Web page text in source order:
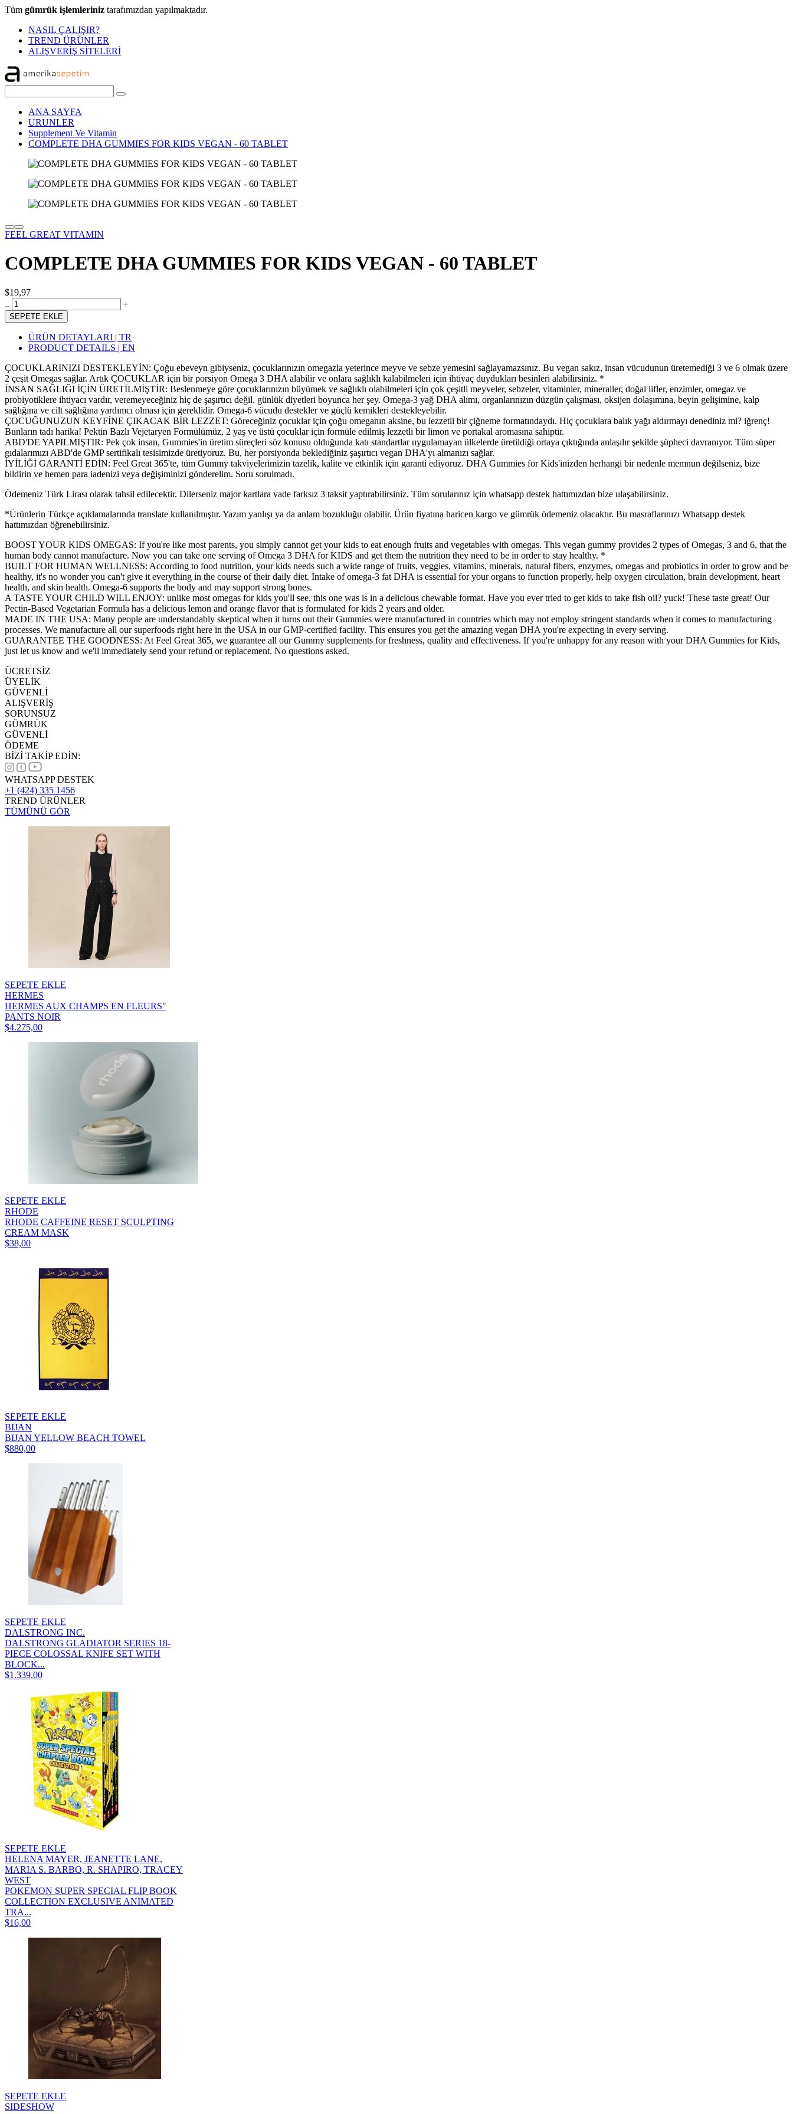
Tüm gümrük işlemleriniz tarafımızdan yapılmaktadır.
NASIL ÇALIŞIR?
TREND ÜRÜNLER
ALIŞVERİŞ SİTELERİ
ANA SAYFA
URUNLER
Supplement Ve Vitamin
COMPLETE DHA GUMMIES FOR KIDS VEGAN - 60 TABLET
FEEL GREAT VITAMIN
COMPLETE DHA GUMMIES FOR KIDS VEGAN - 60 TABLET
$19,97
SEPETE EKLE
ÜRÜN DETAYLARI | TR
PRODUCT DETAILS | EN
ÇOCUKLARINIZI DESTEKLEYİN: Çoğu ebeveyn gibiyseniz, çocuklarınızın omegazla yeterince meyve ve sebze yemesini sağlayamazsınız. Bu vegan sakız, insan vücudunun üretemediği 3 ve 6 olmak üzere
2 çeşit Omegas sağlar. Artık ÇOCUKLAR için bir porsiyon Omega 3 DHA alabilir ve onlara sağlıklı kalabilmeleri için ihtiyaç duydukları besinleri alabilirsiniz. *
İNSAN SAĞLIĞI İÇİN ÜRETİLMİŞTİR: Beslenmeye göre çocuklarınızın büyümek ve sağlıklı olabilmeleri için çok çeşitli meyveler, sebzeler, vitaminler, mineraller, doğal lifler, enzimler, omegaz ve
probiyotiklere ihtiyacı vardır, veremeyeceğiniz hiç de şaşırtıcı değil. günlük diyetleri boyunca her şey. Omega-3 yağ DHA alımı, organlarınızın düzgün çalışması, oksijen dolaşımına, beyin gelişimine, kalp
sağlığına ve cilt sağlığına yardımcı olması için gereklidir. Omega-6 vücudu destekler ve güçlü kemikleri destekleyebilir.
ÇOCUĞUNUZUN KEYFİNE ÇIKACAK BİR LEZZET: Göreceğiniz çocuklar için çoğu omeganın aksine, bu lezzetli bir çiğneme formatındaydı. Hiç çocuklara balık yağı aldırmayı denediniz mi? iğrenç!
Bunların tadı harika! Pektin Bazlı Vejetaryen Formülümüz, 2 yaş ve üstü çocuklar için formüle edilmiş lezzetli bir limon ve portakal aromasına sahiptir.
ABD'DE YAPILMIŞTIR: Pek çok insan, Gummies'in üretim süreçleri söz konusu olduğunda katı standartlar uygulamayan ülkelerde üretildiği ortaya çıktığında anlaşılır şekilde şüpheci davranıyor. Tüm süper
gıdalarımızı ABD'de GMP sertifikalı tesisimizde üretiyoruz. Bu, her porsiyonda beklediğiniz şaşırtıcı vegan DHA'yı almanızı sağlar.
İYİLİĞİ GARANTİ EDİN: Feel Great 365'te, tüm Gummy takviyelerimizin tazelik, kalite ve etkinlik için garanti ediyoruz. DHA Gummies for Kids'inizden herhangi bir nedenle memnun değilseniz, bize
bildirin ve hemen para iadenizi veya değişiminizi gönderelim. Soru sorulmadı.
Ödemeniz Türk Lirası olarak tahsil edilecektir. Dilerseniz major kartlara vade farksız 3 taksit yaptırabilirsiniz. Tüm sorularınız için whatsapp destek hattımızdan bize ulaşabilirsiniz.
*Ürünlerin Türkçe açıklamalarında translate kullanılmıştır. Yazım yanlışı ya da anlam bozukluğu olabilir. Ürün fiyatına haricen kargo ve gümrük ödemeniz olacaktır. Bu masraflarınızı Whatsapp destek
hattımızdan öğrenebilirsiniz.
BOOST YOUR KIDS OMEGAS: If you're like most parents, you simply cannot get your kids to eat enough fruits and vegetables with omegas. This vegan gummy provides 2 types of Omegas, 3 and 6, that the
human body cannot manufacture. Now you can take one serving of Omega 3 DHA for KIDS and get them the nutrition they need to be in order to stay healthy. *
BUILT FOR HUMAN WELLNESS: According to food nutrition, your kids needs such a wide range of fruits, veggies, vitamins, minerals, natural fibers, enzymes, omegas and probiotics in order to grow and be
healthy, it's no wonder you can't give it everything in the course of their daily diet. Intake of omega-3 fat DHA is essential for your organs to function properly, help oxygen circulation, brain development, heart
health, and skin health. Omega-6 supports the body and may support strong bones.
A TASTE YOUR CHILD WILL ENJOY: unlike most omegas for kids you'll see, this one was is in a delicious chewable format. Have you ever tried to get kids to take fish oil? yuck! These taste great! Our
Pectin-Based Vegetarian Formula has a delicious lemon and orange flavor that is formulated for kids 2 years and older.
MADE IN THE USA: Many people are understandably skeptical when it turns out their Gummies were manufactured in countries which may not employ stringent standards when it comes to manufacturing
processes. We manufacture all our superfoods right here in the USA in our GMP-certified facility. This ensures you get the amazing vegan DHA you're expecting in every serving.
GUARANTEE THE GOODNESS: At Feel Great 365, we guarantee all our Gummy supplements for freshness, quality and effectiveness. If you're unhappy for any reason with your DHA Gummies for Kids,
just let us know and we'll immediately send your refund or replacement. No questions asked.
ÜCRETSİZ
ÜYELİK
GÜVENLİ
ALIŞVERİŞ
SORUNSUZ
GÜMRÜK
GÜVENLİ
ÖDEME
BİZİ TAKİP EDİN:
WHATSAPP DESTEK
+1 (424) 335 1456
TREND ÜRÜNLER
TÜMÜNÜ GÖR
SEPETE EKLE
HERMES
HERMES AUX CHAMPS EN FLEURS"
PANTS NOIR
$4.275,00
SEPETE EKLE
RHODE
RHODE CAFFEINE RESET SCULPTING
CREAM MASK
$38,00
SEPETE EKLE
BIJAN
BIJAN YELLOW BEACH TOWEL
$880,00
SEPETE EKLE
DALSTRONG INC.
DALSTRONG GLADIATOR SERIES 18-
PIECE COLOSSAL KNIFE SET WITH
BLOCK...
$1.339,00
SEPETE EKLE
HELENA MAYER, JEANETTE LANE,
MARIA S. BARBO, R. SHAPIRO, TRACEY
WEST
POKEMON SUPER SPECIAL FLIP BOOK
COLLECTION EXCLUSIVE ANIMATED
TRA...
$16,00
SEPETE EKLE
SIDESHOW